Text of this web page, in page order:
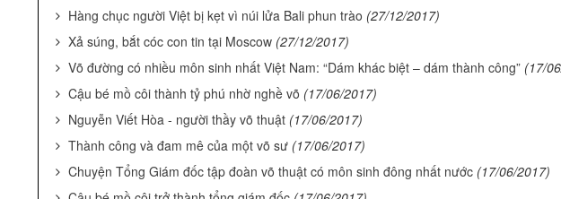
Hàng chục người Việt bị kẹt vì núi lửa Bali phun trào (27/12/2017)
Xả súng, bắt cóc con tin tại Moscow (27/12/2017)
Võ đường có nhiều môn sinh nhất Việt Nam: “Dám khác biệt – dám thành công” (17/
Cậu bé mồ côi thành tỷ phú nhờ nghề võ (17/06/2017)
Nguyễn Viết Hòa - người thầy võ thuật (17/06/2017)
Thành công và đam mê của một võ sư (17/06/2017)
Chuyện Tổng Giám đốc tập đoàn võ thuật có môn sinh đông nhất nước (17/06/2017)